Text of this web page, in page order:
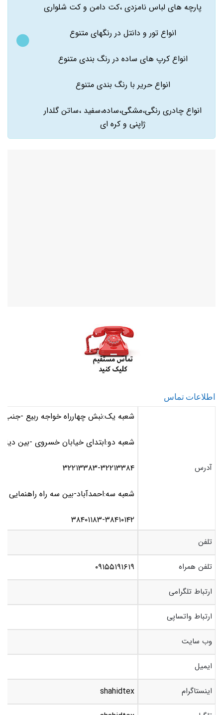
پارچه های لباس نامزدی ،کت دامن و کت شلواری
انواع تور و دانتل در رنگهای متنوع
انواع کرپ های ساده در رنگ بندی متنوع
انواع حریر با رنگ بندی متنوع
انواع چادری رنگی،مشگی،ساده،سفید ،ساتن گلدار
ژاپنی و کره ای
اطلاعات تماس
آدرس
شعبه یک:نبش چهارراه خواجه ربیع -جنب
شعبه دو:ابتدای خیابان خسروی -بین دیالمه ۲
۳۲۲۱۳۳۸۳-۳۲۲۱۳۳۸۴
شعبه سه:احمدآباد-بین سه راه راهنمایی
۳۸۴۰۱۱۸۳-۳۸۴۱۰۱۴۲
تلفن
تلفن همراه ۰۹۱۵۵۱۹۱۶۱۹
ارتباط تلگرامی
ارتباط واتساپی
وب سایت
ایمیل
اینستاگرام shahidtex